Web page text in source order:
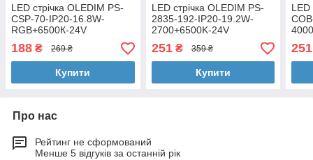
LED стрічка OLEDIM PS-
CSP-70-IP20-16.8W-
RGB+6500К-24V
188 ₴ 269 ₴
Купити
LED стрічка OLEDIM PS-
2835-192-IP20-19.2W-
2700+6500K-24V
251₴ 359 ₴
Купити
LED
251
Про нас
Рейтинг не сформований
Менше 5 відгуків за останній рік